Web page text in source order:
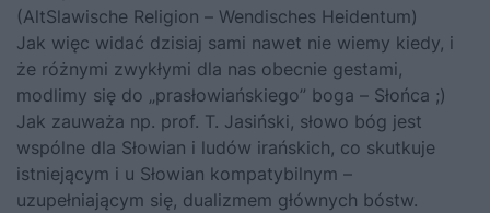
(AltSlawische Religion – Wendisches Heidentum)
Jak więc widać dzisiaj sami nawet nie wiemy kiedy, i
że różnymi zwykłymi dla nas obecnie gestami,
modlimy się do „prasłowiańskiego” boga – Słońca ;)
Jak zauważa np. prof. T. Jasiński, słowo bóg jest
wspólne dla Słowian i ludów irańskich, co skutkuje
istniejącym i u Słowian kompatybilnym –
uzupełniającym się, dualizmem głównych bóstw.